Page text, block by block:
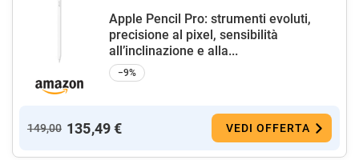
Apple Pencil Pro: strumenti evoluti,
precisione al pixel, sensibilità
all’inclinazione e alla...
−9%
149,00 135,49 € VEDI OFFERTA